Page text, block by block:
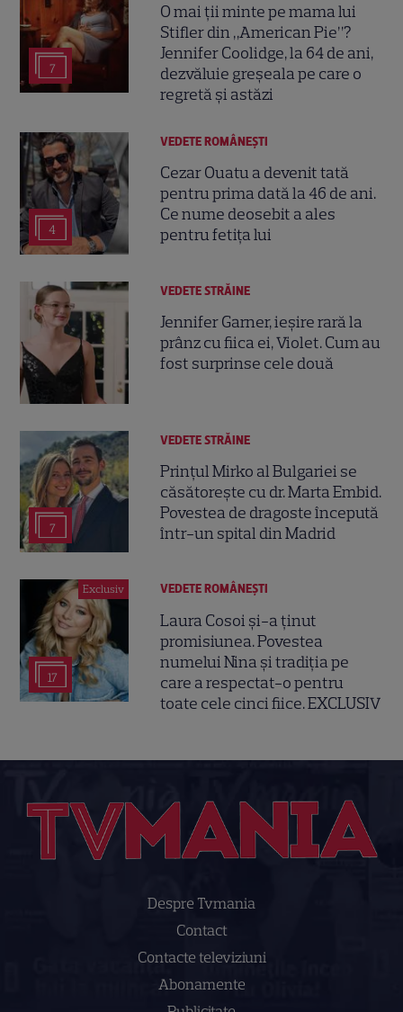
7
O mai ții minte pe mama lui
Stifler din „American Pie”?
Jennifer Coolidge, la 64 de ani,
dezvăluie greșeala pe care o
regretă și astăzi
4
VEDETE ROMÂNEŞTI
Cezar Ouatu a devenit tată
pentru prima dată la 46 de ani.
Ce nume deosebit a ales
pentru fetița lui
VEDETE STRĂINE
Jennifer Garner, ieșire rară la
prânz cu fiica ei, Violet. Cum au
fost surprinse cele două
7
VEDETE STRĂINE
Prințul Mirko al Bulgariei se
căsătorește cu dr. Marta Embid.
Povestea de dragoste începută
într-un spital din Madrid
Exclusiv
17
VEDETE ROMÂNEŞTI
Laura Cosoi și-a ținut
promisiunea. Povestea
numelui Nina și tradiția pe
care a respectat-o pentru
toate cele cinci fiice. EXCLUSIV
Despre Tvmania
Contact
Contacte televiziuni
Abonamente